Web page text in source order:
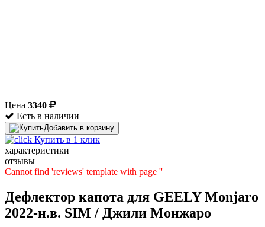
Цена 3340
Есть в наличии
Добавить в корзину
Купить в 1 клик
характеристики
отзывы
Cannot find 'reviews' template with page ''
Дефлектор капота для GEELY Monjaro
2022-н.в. SIM / Джили Монжаро